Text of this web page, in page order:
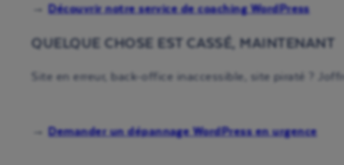
→Découvrir notre service de coaching WordPress
QUELQUE CHOSE EST CASSÉ, MAINTENANT
Site en erreur, back-office inaccessible, site piraté ?
→ Demander un dépannage WordPress en urgence